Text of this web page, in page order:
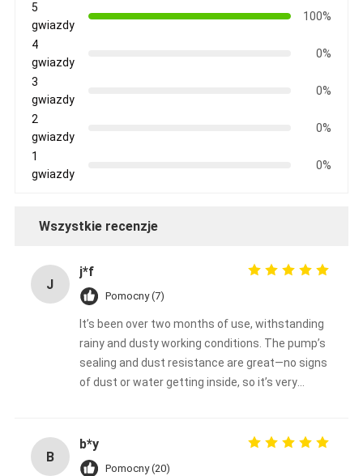
5
gwiazdy
100%
4
gwiazdy
0%
3
gwiazdy
0%
2
gwiazdy
0%
1
gwiazdy
0%
Wszystkie recenzje
J
j*f
Pomocny (7)
It’s been over two months of use, withstanding
rainy and dusty working conditions. The pump’s
sealing and dust resistance are great—no signs
of dust or water getting inside, so it’s very
B
b*y
Pomocny (20)